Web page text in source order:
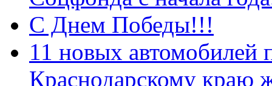
С Днем Победы!!!
11 новых автомобилей
Краснодарскому краю